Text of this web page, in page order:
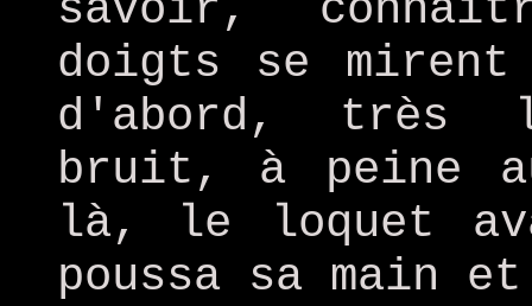
doigts se
d'abord, très
bruit, à peine
là, le loquet
poussa sa main